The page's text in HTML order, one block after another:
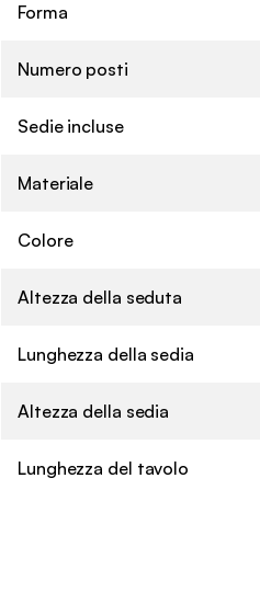
Forma
Numero posti
Sedie incluse
Materiale
Colore
Altezza della seduta
Lunghezza della sedia
Altezza della sedia
Lunghezza del tavolo